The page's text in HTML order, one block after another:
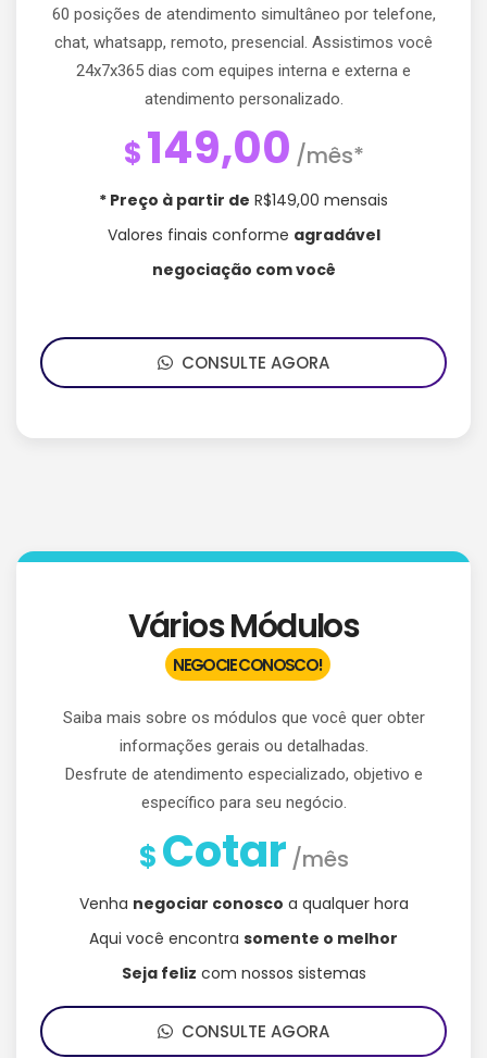
60 posições de atendimento simultâneo por telefone,
chat, whatsapp, remoto, presencial. Assistimos você
24x7x365 dias com equipes interna e externa e
atendimento personalizado.
$149,00 /mês*
* Preço à partir de R$149,00 mensais
Valores finais conforme agradável
negociação com você
CONSULTE AGORA
Vários Módulos
NEGOCIE CONOSCO!
Saiba mais sobre os módulos que você quer obter
informações gerais ou detalhadas.
Desfrute de atendimento especializado, objetivo e
específico para seu negócio.
$Cotar /mês
Venha negociar conosco a qualquer hora
Aqui você encontra somente o melhor
Seja feliz com nossos sistemas
CONSULTE AGORA